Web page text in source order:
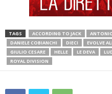
TAGS ACCORDING TO JACK
DANIELE COBIANCHI
DIECI EVOLVE
GIULIO CESARE
HELLE LE DEVA
ROYAL DIVISION